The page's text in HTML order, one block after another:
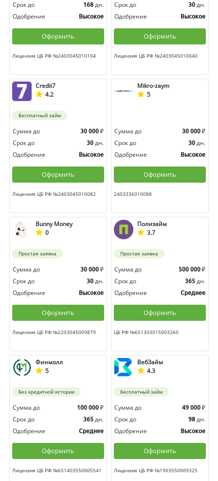
Срок до
168 дн.
Одобрение
Высокое
Оформить
Лицензия ЦБ РФ №2403045010104
Срок до
30 дн.
Одобрение
Высокое
Оформить
Лицензия ЦБ РФ №2403045010040
Credit7
4.2
Бесплатный займ
Сумма до 30 000 ₽
Срок до
30 дн.
Одобрение
Высокое
Оформить
Лицензия ЦБ РФ №2403045010082
Mikro-zaym
5
Сумма до 30 000 ₽
Срок до
30 дн.
Одобрение
Высокое
Оформить
2403336010088
Bunny Money
0
Простая заявка
Сумма до 30 000 ₽
Срок до
30 дн.
Одобрение
Высокое
Оформить
Лицензия ЦБ РФ №2203045009879
Полизайм
3.7
Простая заявка
Сумма до 500 000 ₽
Срок до
365 дн.
Одобрение
Среднее
Оформить
ЦБ РФ №651303015003260
Финмолл
5
Без кредитной истории
Сумма до 100 000 ₽
Срок до
365 дн.
Одобрение
Среднее
Оформить
Лицензия ЦБ РФ №651403550005541
ВебЗайм
4.3
Бесплатный займ
Сумма до 49 000 ₽
Срок до
98 дн.
Одобрение
Высокое
Оформить
Лицензия ЦБ РФ №1903550009325